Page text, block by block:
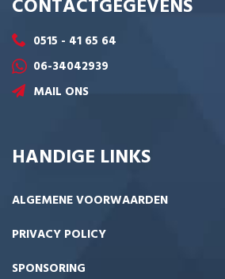
CONTACTGEGEVENS
0515 - 41 65 64
06-34042939
MAIL ONS
HANDIGE LINKS
ALGEMENE VOORWAARDEN
PRIVACY POLICY
SPONSORING